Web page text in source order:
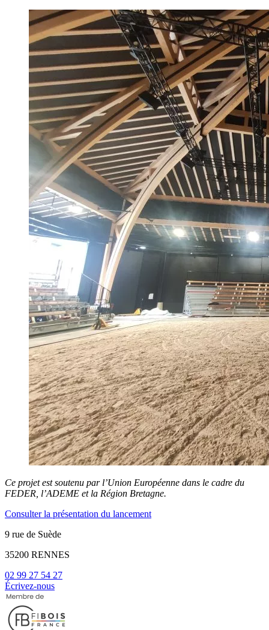
Ce projet est soutenu par l’Union Européenne dans le cadre du
FEDER, l’ADEME et la Région Bretagne.
Consulter la présentation du lancement
9 rue de Suède
35200 RENNES
02 99 27 54 27
Écrivez-nous